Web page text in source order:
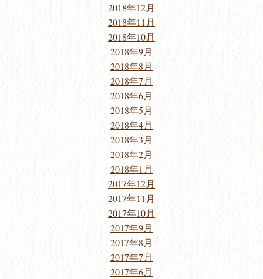
2018年12月
2018年11月
2018年10月
2018年9月
2018年8月
2018年7月
2018年6月
2018年5月
2018年4月
2018年3月
2018年2月
2018年1月
2017年12月
2017年11月
2017年10月
2017年9月
2017年8月
2017年7月
2017年6月